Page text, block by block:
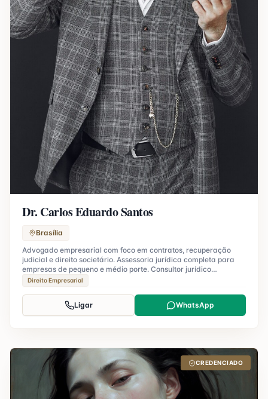
Dr. Carlos Eduardo Santos
Brasília
Advogado empresarial com foco em contratos, recuperação
judicial e direito societário. Assessoria jurídica completa para
empresas de pequeno e médio porte. Consultor jurídico
certificado.
Direito Empresarial
Ligar WhatsApp
CREDENCIADO